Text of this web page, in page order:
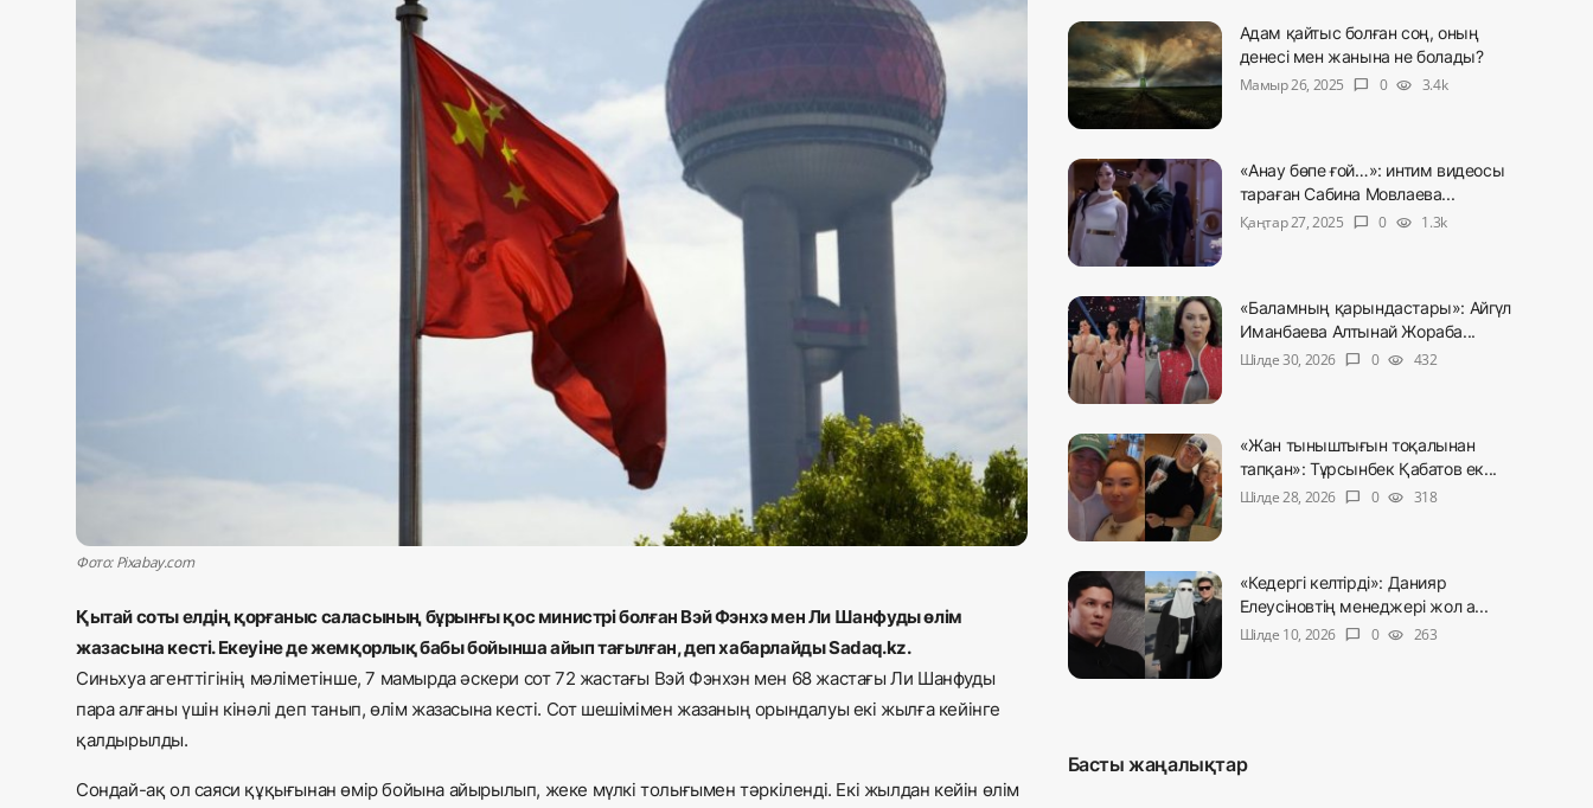
Журналистік зерттеу
Фото: Pixabay.com
Қытай соты елдің қорғаныс саласының бұрынғы қос министрі болған Вэй Фэнхэ мен Ли Шанфуды өлім
жазасына кесті. Екеуіне де жемқорлық бабы бойынша айып тағылған, деп хабарлайды Sadaq.kz.
Синьхуа агенттігінің мәліметінше, 7 мамырда әскери сот 72 жастағы Вэй Фэнхэн мен 68 жастағы Ли Шанфуды
пара алғаны үшін кінәлі деп танып, өлім жазасына кесті. Сот шешімімен жазаның орындалуы екі жылға кейінге
қалдырылды.
Сондай-ақ ол саяси құқығынан өмір бойына айырылып, жеке мүлкі толығымен тәркіленді. Екі жылдан кейін өлім
Адам қайтыс болған соң, оның
денесі мен жанына не болады?
Мамыр 26, 2025
chat_bubble 0 visibility 3.4k
«Анау бөпе ғой…»: интим видеосы
тараған Сабина Мовлаева...
Қаңтар 27, 2025
chat_bubble 0 visibility 1.3k
«Баламның қарындастары»: Айгүл
Иманбаева Алтынай Жораба...
Шілде 30, 2026
chat_bubble 0 visibility 432
«Жан тыныштығын тоқалынан
тапқан»: Тұрсынбек Қабатов ек...
Шілде 28, 2026
chat_bubble 0 visibility 318
«Кедергі келтірді»: Данияр
Елеусіновтің менеджері жол а...
Шілде 10, 2026
chat_bubble 0 visibility 263
Басты жаңалықтар